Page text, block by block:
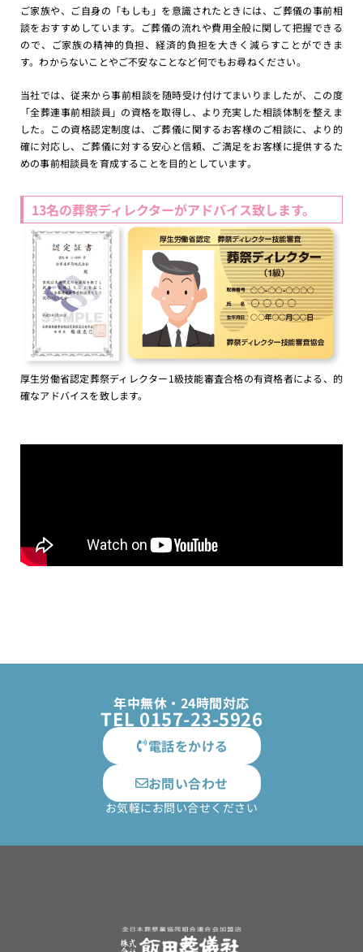
ご家族や、ご自身の「もしも」を意識されたときには、ご葬儀の事前相
談をおすすめしています。ご葬儀の流れや費用全般に関して把握できる
ので、ご家族の精神的負担、経済的負担を大きく減らすことができま
す。わからないことやご不安なことなど何でもお尋ねください。
当社では、従来から事前相談を随時受け付けてまいりましたが、この度
「全葬連事前相談員」の資格を取得し、より充実した相談体制を整えま
した。この資格認定制度は、ご葬儀に関するお客様のご相談に、より的
確に対応し、ご葬儀に対する安心と信頼、ご満足をお客様に提供するた
めの事前相談員を育成することを目的としています。
13名の葬祭ディレクターがアドバイス致します。
厚生労働省認定葬祭ディレクター1級技能審査合格の有資格者による、的
確なアドバイスを致します。
年中無休・24時間対応
TEL 0157-23-5926
電話をかける
お問い合わせ
お気軽にお問い合せください